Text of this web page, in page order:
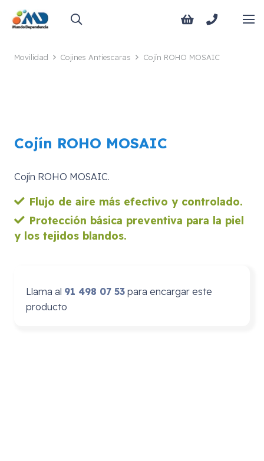
Movilidad Cojines Antiescaras Cojín ROHO MOSAIC
Cojín ROHO MOSAIC
Cojín ROHO MOSAIC.
Flujo de aire más efectivo y controlado.
Protección básica preventiva para la piel
y los tejidos blandos.
Llama al 91 498 07 53 para encargar este
producto